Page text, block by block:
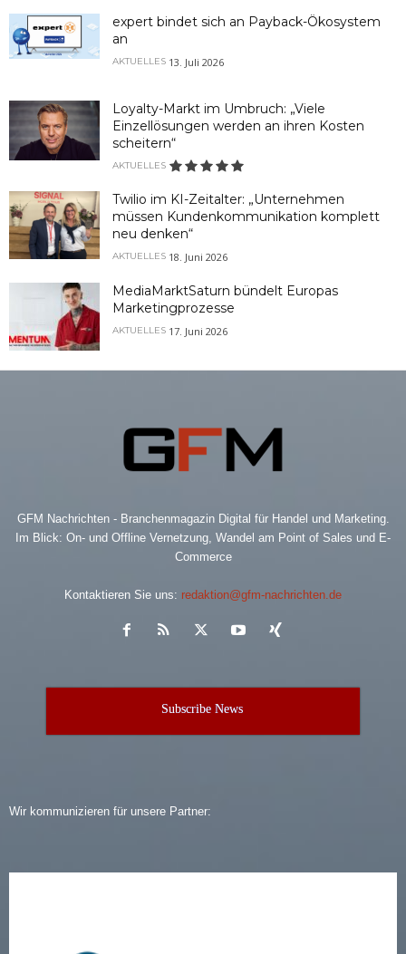
expert bindet sich an Payback-Ökosystem
an
AKTUELLES 13. Juli 2026
Loyalty-Markt im Umbruch: „Viele
Einzellösungen werden an ihren Kosten
scheitern“
AKTUELLES
Twilio im KI-Zeitalter: „Unternehmen
müssen Kundenkommunikation komplett
neu denken“
AKTUELLES 18. Juni 2026
MediaMarktSaturn bündelt Europas
Marketingprozesse
AKTUELLES 17. Juni 2026
GFM Nachrichten - Branchenmagazin Digital für Handel und Marketing.
Im Blick: On- und Offline Vernetzung, Wandel am Point of Sales und E-
Commerce
Kontaktieren Sie uns: redaktion@gfm-nachrichten.de
Subscribe News
Wir kommunizieren für unsere Partner: